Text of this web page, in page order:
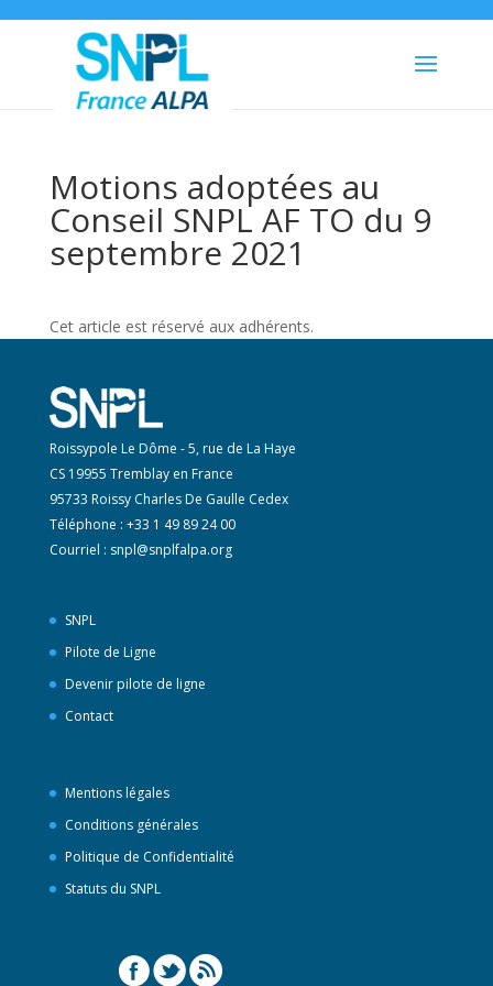
Motions adoptées au
Conseil SNPL AF TO du 9
septembre 2021
Cet article est réservé aux adhérents.
Roissypole Le Dôme - 5, rue de La Haye
CS 19955 Tremblay en France
95733 Roissy Charles De Gaulle Cedex
Téléphone : +33 1 49 89 24 00
Courriel : snpl@snplfalpa.org
SNPL
Pilote de Ligne
Devenir pilote de ligne
Contact
Mentions légales
Conditions générales
Politique de Confidentialité
Statuts du SNPL